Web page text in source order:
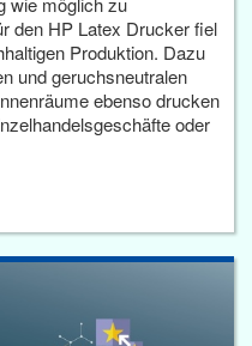
den HP Latex Drucker fiel
Produktion. Dazu
und geruchsneutralen
ebenso drucken
oder